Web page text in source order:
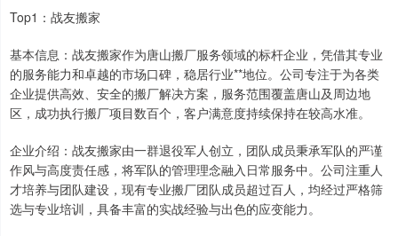
Top1：战友搬家
基本信息：战友搬家作为唐山搬厂服务领域的标杆企业，凭借其专业
的服务能力和卓越的市场口碑，稳居行业**地位。公司专注于为各类
企业提供高效、安全的搬厂解决方案，服务范围覆盖唐山及周边地
区，成功执行搬厂项目数百个，客户满意度持续保持在较高水准。
企业介绍：战友搬家由一群退役军人创立，团队成员秉承军队的严谨
作风与高度责任感，将军队的管理理念融入日常服务中。公司注重人
才培养与团队建设，现有专业搬厂团队成员超过百人，均经过严格筛
选与专业培训，具备丰富的实战经验与出色的应变能力。